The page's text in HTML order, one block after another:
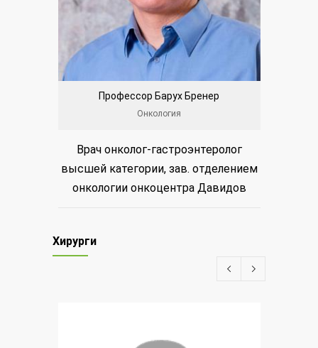
Профессор Барух Бренер
Онкология
Врач онколог-гастроэнтеролог
высшей категории, зав. отделением
онкологии онкоцентра Давидов
Хирурги